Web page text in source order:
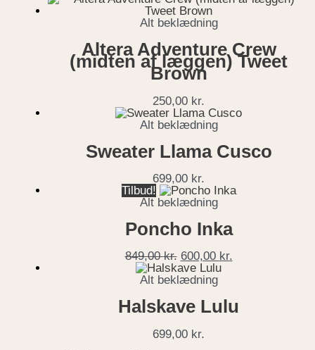
Alt beklædning
Altera Adventure Crew
(midten af læggen) Tweet
Brown
250,00 kr.
Alt beklædning
Sweater Llama Cusco
699,00 kr.
Tilbud!
Alt beklædning
Poncho Inka
849,00kr. 600,00 kr.
Alt beklædning
Halskave Lulu
699,00 kr.